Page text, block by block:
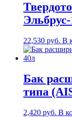
22,530 руб. В
Бак
типа
2,420 руб. В